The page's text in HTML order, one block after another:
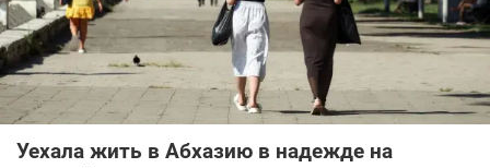
Уехала жить в Абхазию в надежде на